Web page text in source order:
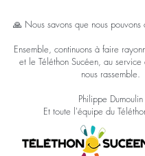
🙏 Nous savons que nous pouvons
Ensemble, continuons à faire
et le Téléthon Sucéen, au service
nous rassemble.
Philippe Dumoulin
Et toute l'équipe du